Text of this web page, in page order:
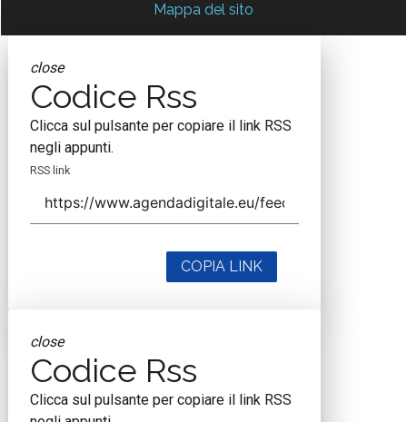
Mappa del sito
close
Codice Rss
Clicca sul pulsante per copiare il link RSS
negli appunti.
RSS link
COPIA LINK
close
Codice Rss
Clicca sul pulsante per copiare il link RSS